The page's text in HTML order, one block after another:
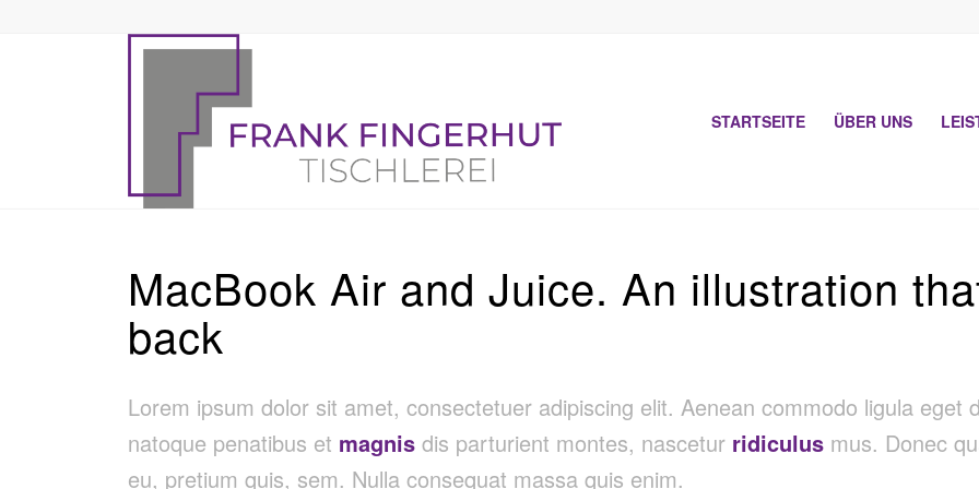
STARTSEITE ÜBER UNS
MacBook Air and Juice. An illustration
back
Lorem ipsum dolor sit amet, consectetuer adipiscing elit. Aenean commodo ligula eget
natoque penatibus et magnis dis parturient montes, nascetur ridiculus mus. Donec
eu, pretium quis, sem. Nulla consequat massa quis enim.